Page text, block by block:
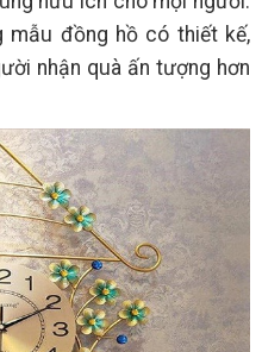
mẫu đồng hồ có thiết kế,
nhận quà ấn tượng hơn